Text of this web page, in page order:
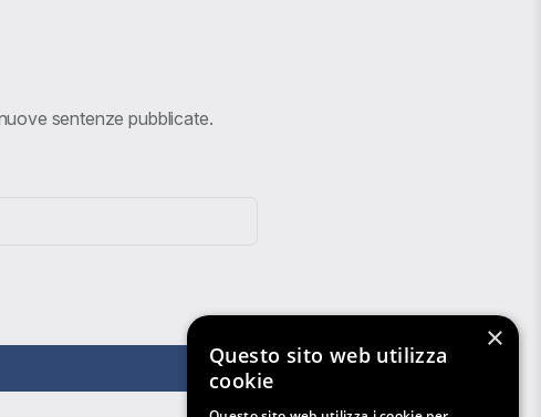
sentenze pubblicate.
×
Questo sito web utilizza
cookie